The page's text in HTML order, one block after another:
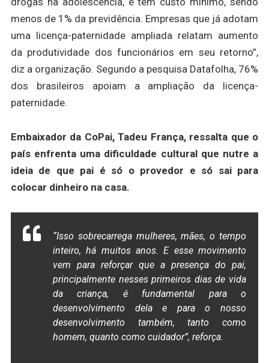
menos de 1% da previdência. Empresas que já adotam
uma licença-paternidade ampliada relatam aumento
da produtividade dos funcionários em seu retorno”,
diz a organização. Segundo a pesquisa Datafolha, 76%
dos brasileiros apoiam a ampliação da licença-
paternidade.
Embaixador da CoPai, Tadeu França, ressalta que o
país enfrenta uma dificuldade cultural que nutre a
ideia de que pai é só o provedor e só sai para
colocar dinheiro na casa.
“Isso sobrecarrega mulheres, mães, o tempo
inteiro, há muitos anos. E esse movimento
vem para reforçar que a presença do pai,
principalmente nesses primeiros dias de vida
da criança, é fundamental para o
desenvolvimento dela e para o nosso
desenvolvimento também, tanto como
homem, quanto como cuidador”, reforça.